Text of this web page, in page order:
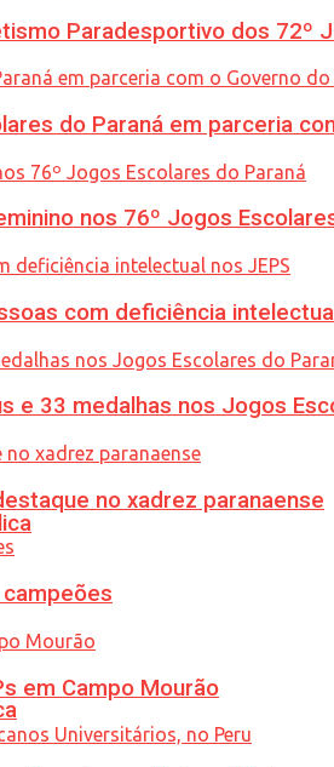
Paradesportivo dos 72º
do Paraná em parceria
nos 76º Jogos
com deficiência
e 33 medalhas nos Jogos
no xadrez paranaense
em Campo Mourão